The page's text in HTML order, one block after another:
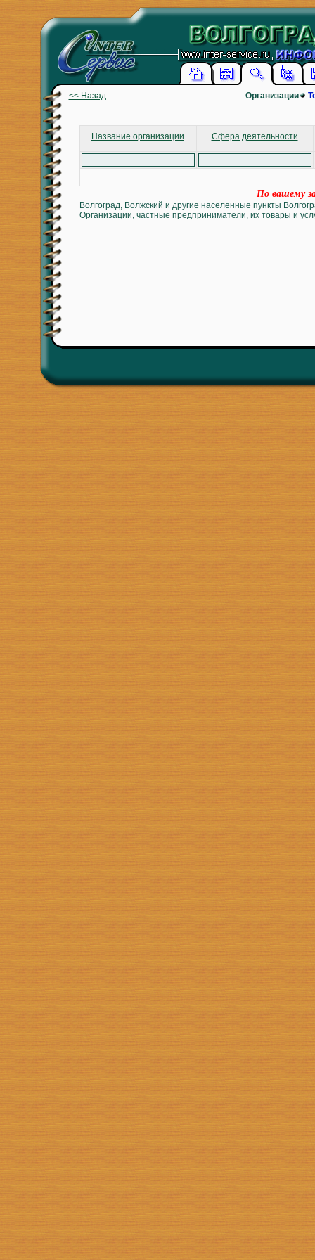
<< Назад Организации
Название организации Сфера деятельности
По вашему
Волгоград, Волжский и другие населенные пункты
Организации, частные предприниматели, их товары и